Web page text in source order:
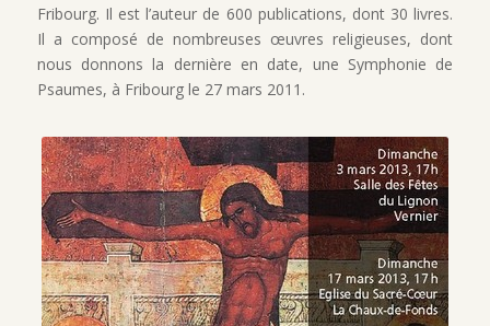
Fribourg. Il est l’auteur de 600 publications, dont 30 livres.
Il a composé de nombreuses œuvres religieuses, dont
nous donnons la dernière en date, une Symphonie de
Psaumes, à Fribourg le 27 mars 2011.